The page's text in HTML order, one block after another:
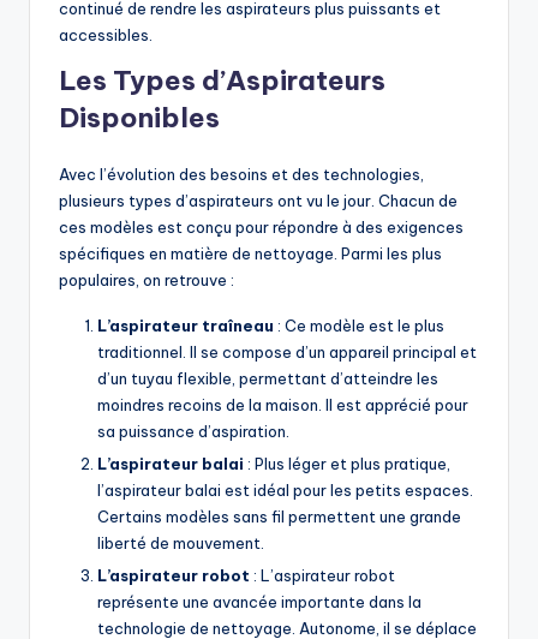
continué de rendre les aspirateurs plus puissants et
accessibles.
Les Types d’Aspirateurs
Disponibles
Avec l’évolution des besoins et des technologies,
plusieurs types d’aspirateurs ont vu le jour. Chacun de
ces modèles est conçu pour répondre à des exigences
spécifiques en matière de nettoyage. Parmi les plus
populaires, on retrouve :
L’aspirateur traîneau : Ce modèle est le plus
traditionnel. Il se compose d’un appareil principal et
d’un tuyau flexible, permettant d’atteindre les
moindres recoins de la maison. Il est apprécié pour
sa puissance d’aspiration.
L’aspirateur balai : Plus léger et plus pratique,
l’aspirateur balai est idéal pour les petits espaces.
Certains modèles sans fil permettent une grande
liberté de mouvement.
L’aspirateur robot : L’aspirateur robot
représente une avancée importante dans la
technologie de nettoyage. Autonome, il se déplace